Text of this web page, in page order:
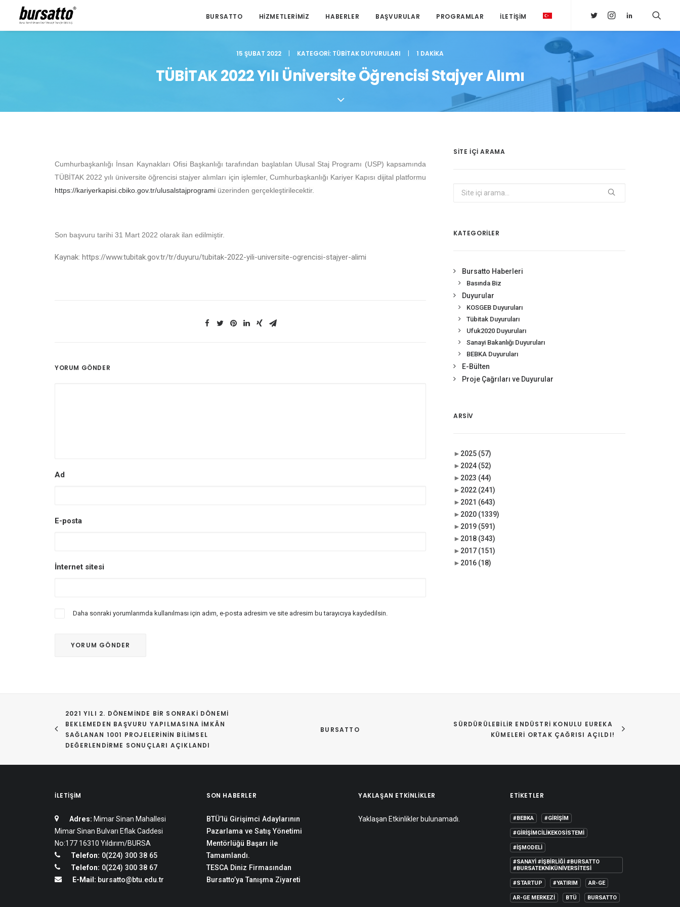
BURSATTO HIZMETLERIMIZ HABERLER BAŞVURULAR PROGRAMLAR İLETIŞIM
15 ŞUBAT 2022 | KATEGORI: TÜBITAK DUYURULARI | 1 DAKIKA
TÜBİTAK 2022 Yılı Üniversite Öğrencisi Stajyer Alımı
Cumhurbaşkanlığı İnsan Kaynakları Ofisi Başkanlığı tarafından başlatılan Ulusal Staj Programı (USP) kapsamında
TÜBİTAK 2022 yılı üniversite öğrencisi stajyer alımları için işlemler, Cumhurbaşkanlığı Kariyer Kapısı dijital platformu
https://kariyerkapisi.cbiko.gov.tr/ulusalstajprogrami üzerinden gerçekleştirilecektir.
Son başvuru tarihi 31 Mart 2022 olarak ilan edilmiştir.
Kaynak: https://www.tubitak.gov.tr/tr/duyuru/tubitak-2022-yili-universite-ogrencisi-stajyer-alimi
YORUM GÖNDER
Ad
E-posta
İnternet sitesi
Daha sonraki yorumlarımda kullanılması için adım, e-posta adresim ve site adresim bu tarayıcıya kaydedilsin.
SITE IÇI ARAMA
KATEGORİLER
Bursatto Haberleri
Basında Biz
Duyurular
KOSGEB Duyuruları
Tübitak Duyuruları
Ufuk2020 Duyuruları
Sanayi Bakanlığı Duyuruları
BEBKA Duyuruları
E-Bülten
Proje Çağrıları ve Duyurular
ARSIV
► 2025 (57)
► 2024 (52)
► 2023 (44)
► 2022 (241)
► 2021 (643)
► 2020 (1339)
► 2019 (591)
► 2018 (343)
► 2017 (151)
► 2016 (18)
2021 YILI 2. DÖNEMINDE BIR SONRAKI DÖNEMI
BEKLEMEDEN BAŞVURU YAPILMASINA İMKÂN
SAĞLANAN 1001 PROJELERININ BILIMSEL
DEĞERLENDIRME SONUÇLARI AÇIKLANDI
BURSATTO
SÜRDÜRÜLEBILIR ENDÜSTRI KONULU EUREKA
KÜMELERI ORTAK ÇAĞRISI AÇILDI!
İLETIŞIM
Adres: Mimar Sinan Mahallesi
Mimar Sinan Bulvarı Eflak Caddesi
No:177 16310 Yıldırım/BURSA
Telefon: 0(224) 300 38 65
Telefon: 0(224) 300 38 67
E-Mail: bursatto@btu.edu.tr
SON HABERLER
BTÜ’lü Girişimci Adaylarının
Pazarlama ve Satış Yönetimi
Mentörlüğü Başarı ile
Tamamlandı.
TESCA Diniz Firmasından
Bursatto’ya Tanışma Ziyareti
YAKLAŞAN ETKINLIKLER
Yaklaşan Etkinlikler bulunamadı.
ETIKETLER
#BEBKA #GIRIŞIM
#GIRIŞIMCILIKEKOSISTEMI
#IŞMODELI
#SANAYI #IŞBIRLIĞI #BURSATTO
#BURSATEKNIKÜNIVERSITESI
#STARTUP #YATIRIM AR-GE
AR-GE MERKEZI BTÜ BURSATTO